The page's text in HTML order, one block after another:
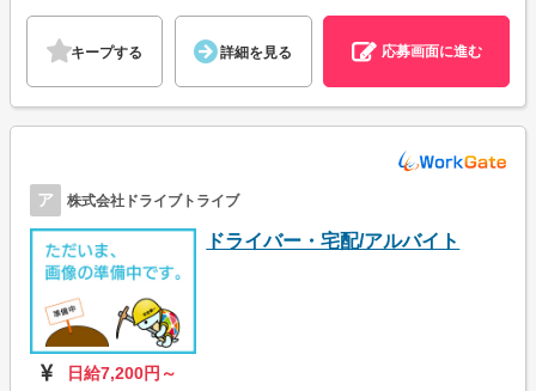
キープする 詳細を見る 応募画面に進む
ア 株式会社ドライブトライブ
ドライバー・宅配/アルバイト
日給7,200円～